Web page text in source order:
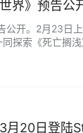
界》预告公
公开。2月23日
探索《死亡搁
月20日登陆